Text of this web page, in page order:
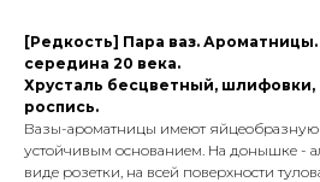
[Редкость] Пара ваз. Ароматницы.
середина 20 века.
Хрусталь бесцветный, шлифовки,
роспись.
Вазы-ароматницы имеют яйцеобразную
устойчивым основанием. На донышке -
виде розетки, на всей поверхности